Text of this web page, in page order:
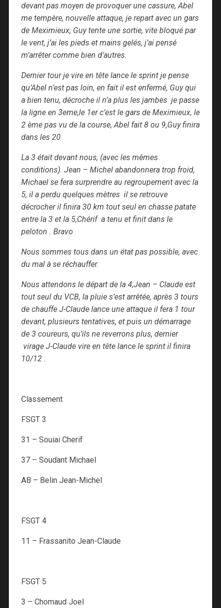
devant pas moyen de provoquer une cassure, Abel
me tempère, nouvelle attaque, je repart avec un gars
de Meximieux, Guy tente une sortie, vite bloqué par
le vent, j’ai les pieds et mains gelés, j’ai pensé
m’arrêter comme bien d’autres.
Dernier tour je vire en tête lance le sprint je pense
qu’Abel n’est pas loin, en fait il est enfermé, Guy qui
a bien tenu, décroche il n’a plus les jambes je passe
la ligne en 3eme,le 1er c’est le gars de Meximieux, le
2 ème pas vu de la course, Abel fait 8 ou 9,Guy finira
dans les 20
La 3 était devant nous, (avec les mêmes
conditions). Jean – Michel abandonnera trop froid,
Michael se fera surprendre au regroupement avec la
5, il a perdu quelques mètres il se retrouve
décrocher il finira 30 km tout seul en chasse patate
entre la 3 et la 5,Chérif a tenu et finit dans le
peloton . Bravo
Nous sommes tous dans un état pas possible, avec
du mal à se réchauffer.
Nous attendons le départ de la 4,Jean – Claude est
tout seul du VCB, la pluie s’est arrêtée, après 3 tours
de chauffe J-Claude lance une attaque il fera 1 tour
devant, plusieurs tentatives, et puis un démarrage
de 3 coureurs, qu’ils ne reverrons plus, dernier
virage J-Claude vire en tête lance le sprint il finira
10/12 .
Classement
FSGT 3
31 – Souiai Cherif
37 – Soudant Michael
AB – Belin Jean-Michel
FSGT 4
11 – Frassanito Jean-Claude
FSGT 5
3 – Chomaud Joel